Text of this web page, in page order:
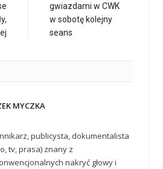
gwiazdami w CWK
w sobotę kolejny
seans
MYCZKA
publicysta, dokumentalista
tv, prasa) znany z
nakryć głowy i